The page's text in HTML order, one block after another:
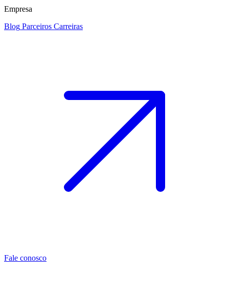
Empresa
Blog Parceiros Carreiras
Fale conosco